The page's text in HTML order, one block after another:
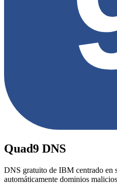
Quad9 DNS
DNS gratuito de IBM centrado en
automáticamente dominios